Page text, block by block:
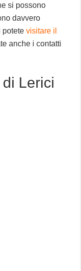
si possono
davvero
potetevisitare il
anche i contatti
Lerici